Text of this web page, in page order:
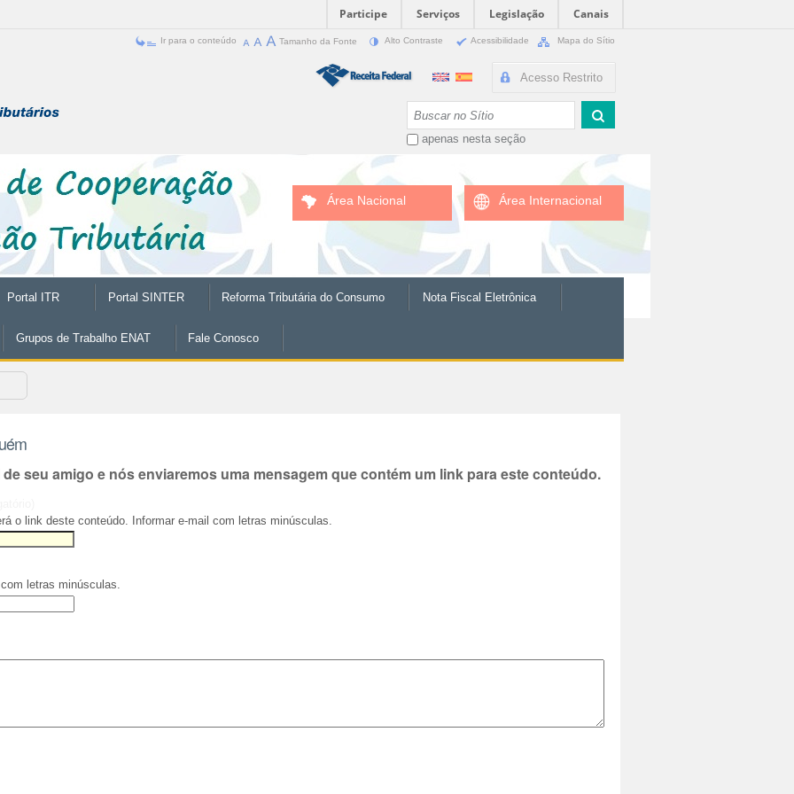
Participe Serviços Legislação
Canais
Ir para o conteúdo Tamanho da Fonte Alto Contraste Acessibilidade Mapa do Sítio
Acesso Restrito
apenas nesta seção
Área Nacional Área Internacional
Portal ITR Portal SINTER Reforma Tributária do Consumo Nota Fiscal Eletrônica
Grupos de Trabalho ENAT Fale Conosco
seu amigo e nós enviaremos uma mensagem que contém um link para este conteúdo.
o link deste conteúdo. Informar e-mail com letras minúsculas.
letras minúsculas.